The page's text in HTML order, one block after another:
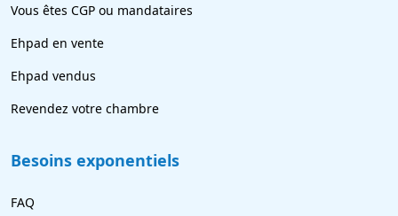
Vous êtes CGP ou mandataires
Ehpad en vente
Ehpad vendus
Revendez votre chambre
Besoins exponentiels
FAQ